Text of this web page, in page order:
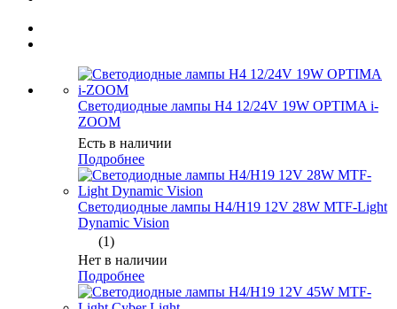
Светодиодные лампы H4 12/24V 19W OPTIMA i-
ZOOM
Есть в наличии
Подробнее
Светодиодные лампы H4/H19 12V 28W MTF-Light
Dynamic Vision
(1)
Нет в наличии
Подробнее